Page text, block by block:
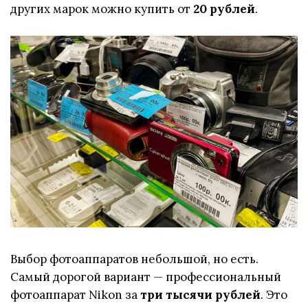
других марок можно купить от 20 рублей.
Выбор фотоаппаратов небольшой, но есть.
Самый дорогой вариант — профессиональный
фотоаппарат Nikon затри тысячи рублей. Это